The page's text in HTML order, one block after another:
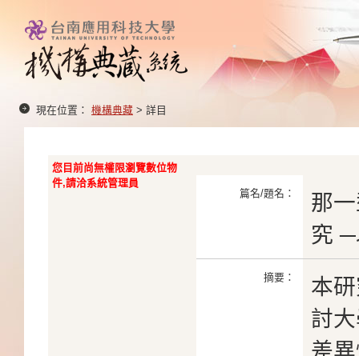
現在位置： 機構典藏 > 詳目
您目前尚無權限瀏覽數位物
件,請洽系統管理員
篇名/題名：
那
究
摘要：
本
討
差